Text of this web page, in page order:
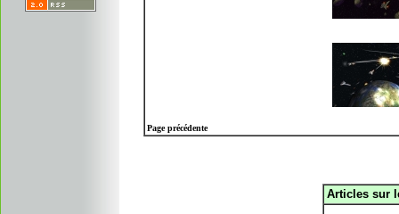
Page précédente
Articles sur